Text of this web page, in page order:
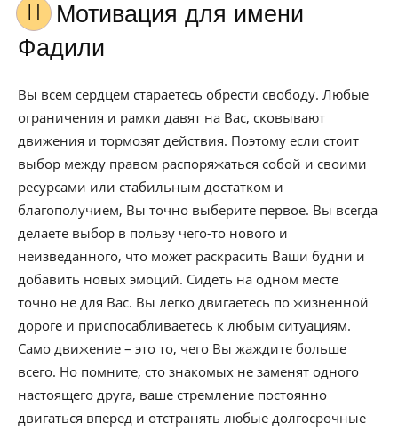
Мотивация для имени
Фадили
Вы всем сердцем стараетесь обрести свободу. Любые
ограничения и рамки давят на Вас, сковывают
движения и тормозят действия. Поэтому если стоит
выбор между правом распоряжаться собой и своими
ресурсами или стабильным достатком и
благополучием, Вы точно выберите первое. Вы всегда
делаете выбор в пользу чего-то нового и
неизведанного, что может раскрасить Ваши будни и
добавить новых эмоций. Сидеть на одном месте
точно не для Вас. Вы легко двигаетесь по жизненной
дороге и приспосабливаетесь к любым ситуациям.
Само движение – это то, чего Вы жаждите больше
всего. Но помните, сто знакомых не заменят одного
настоящего друга, ваше стремление постоянно
двигаться вперед и отстранять любые долгосрочные